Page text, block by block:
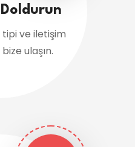
tipi ve iletişim
ulaşın.